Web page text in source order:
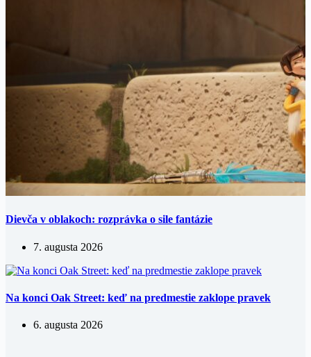
Dievča v oblakoch: rozprávka o sile fantázie
7. augusta 2026
Na konci Oak Street: keď na predmestie zaklope pravek
6. augusta 2026